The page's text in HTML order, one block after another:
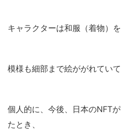
キャラクターは和服（着物）を
模様も細部まで絵ががれていて
個人的に、今後、日本のNFT
たとき、